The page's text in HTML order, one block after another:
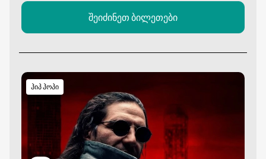
შეიძინეთ ბილეთები
ჰიპ ჰოპი